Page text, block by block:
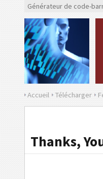
Générateur de code-
Accueil Télécharger
Thanks,